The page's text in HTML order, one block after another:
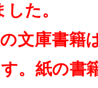
た。
文庫書籍
。紙の書